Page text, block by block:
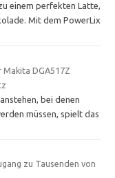
einem perfekten Latte,
Mit dem PowerLix
DGA517Z
bei denen
müssen, spielt das
zu Tausenden von